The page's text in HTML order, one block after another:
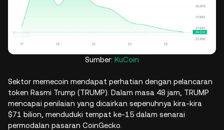
Sumber: KuCoin
Sektor memecoin mendapat perhatian dengan pelancaran
token Rasmi Trump (TRUMP). Dalam masa 48 jam, TRUMP
mencapai penilaian yang dicairkan sepenuhnya kira-kira
$71 bilion, menduduki tempat ke-15 dalam senarai
permodalan pasaran CoinGecko.